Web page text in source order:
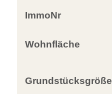
ImmoNr
Wohnfläche
Grundstücksgröße